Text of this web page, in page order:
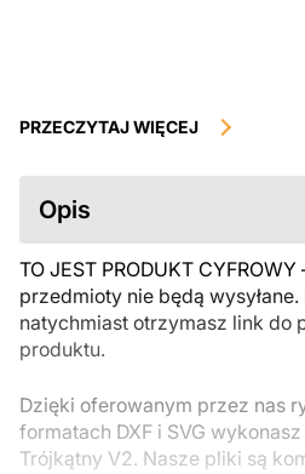
podlegają zwrotowi ani wymianie po
przed zakupem. Jeśli masz
skontaktuj się bezpośrednio ze
PRZECZYTAJ WIĘCEJ
Opis
TO JEST PRODUKT
przedmioty nie będą wysyłane.
natychmiast otrzymasz link do
produktu.
Dzięki oferowanym przez nas
formatach DXF i SVG
Trójkątny V2. Nasze pliki są